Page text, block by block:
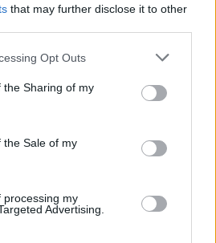
that may further disclose it to other
Opt Outs
the Sharing of my
the Sale of my
processing my
Advertising.
со входом в игру или
из неё. Разработчики в курсе
над её устранением. С этим же
некоторых предметов в
в игру многие игроки не